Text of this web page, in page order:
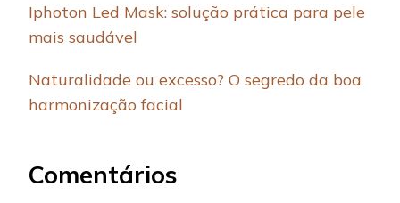
Iphoton Led Mask: solução prática para pele
mais saudável
Naturalidade ou excesso? O segredo da boa
harmonização facial
Comentários